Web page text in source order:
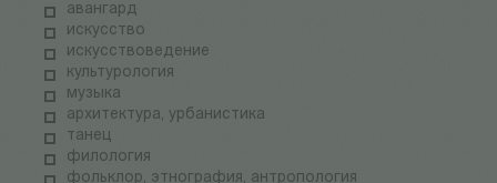
авангард
искусство
искусствоведение
культурология
музыка
архитектура, урбанистика
танец
филология
фольклор, этнография, антропология